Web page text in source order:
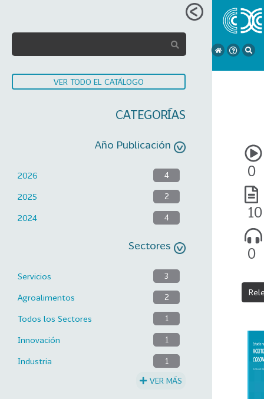
VER TODO EL CATÁLOGO
CATEGORÍAS
Año Publicación
2026 4
2025 2
2024 4
Sectores
Servicios 3
Agroalimentos 2
Todos los Sectores 1
Innovación 1
Industria 1
VER MÁS
0
10
0